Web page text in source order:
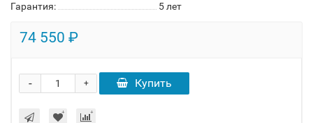
Гарантия:
5 лет
74 550 ₽
+
- Купить